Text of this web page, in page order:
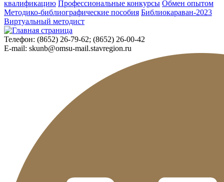
квалификацию Профессиональные конкурсы Обмен опытом
Методико-библиографические пособия Библиокараван-2023
Виртуальный методист
Телефон: (8652) 26-79-62; (8652) 26-00-42
E-mail: skunb@omsu-mail.stavregion.ru